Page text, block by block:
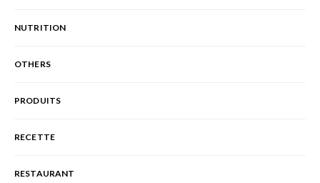
NUTRITION
OTHERS
PRODUITS
RECETTE
RESTAURANT